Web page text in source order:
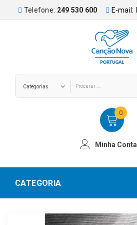
Telefone: 249 530 600 E-mail:
0
Minha Conta
CATEGORIA